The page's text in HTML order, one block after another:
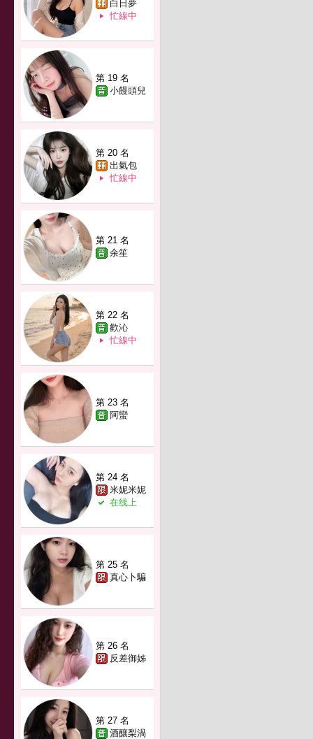
白日夢
忙線中
第 19 名
小饅頭兒
第 20 名
出氣包
忙線中
第 21 名
余笙
第 22 名
歡沁
忙線中
第 23 名
阿蠻
第 24 名
米妮米妮
在线上
第 25 名
真心卜騙
第 26 名
反差御姊
第 27 名
酒釀梨渦